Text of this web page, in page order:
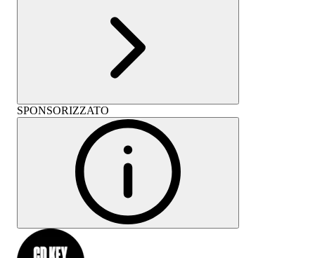
SPONSORIZZATO